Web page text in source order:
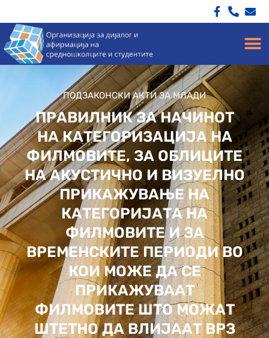
ПОДЗАКОНСКИ АКТИ ЗА МЛАДИ
ПРАВИЛНИК ЗА НАЧИНОТ
НА КАТЕГОРИЗАЦИЈА НА
ФИЛМОВИТЕ, ЗА ОБЛИЦИТЕ
НА АКУСТИЧНО И ВИЗУЕЛНО
ПРИКАЖУВАЊЕ НА
КАТЕГОРИЈАТА НА
ФИЛМОВИТЕ И ЗА
ВРЕМЕНСКИТЕ ПЕРИОДИ ВО
КОИ МОЖЕ ДА СЕ
ПРИКАЖУВААТ
ФИЛМОВИТЕ ШТО МОЖАТ
ШТЕТНО ДА ВЛИЈААТ ВРЗ